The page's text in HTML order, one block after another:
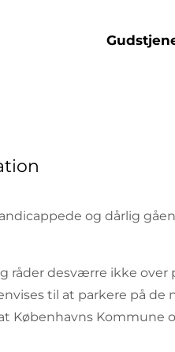
og dårlig
råder desværre ikke
til at parkere på de
Københavns Kommune